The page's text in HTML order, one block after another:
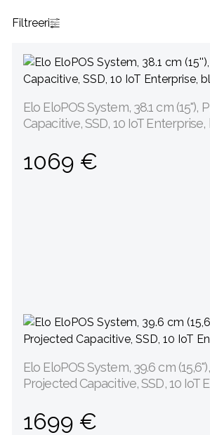
Filtreeri
Elo EloPOS System, 38.1 cm (15''),
Capacitive, SSD, 10 IoT
1069 €
Elo EloPOS System, 39.6 cm
Projected Capacitive, SSD, 10 IoT
1699 €